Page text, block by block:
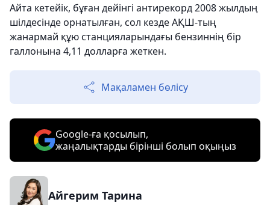
Айта кетейік, бұған дейінгі антирекорд 2008 жылдың
шілдесінде орнатылған, сол кезде АҚШ-тың
жанармай құю станцияларындағы бензиннің бір
галлонына 4,11 долларға жеткен.
Мақаламен бөлісу
Google-ға қосылып,
жаңалықтарды бірінші болып оқыңыз
Айгерим Тарина